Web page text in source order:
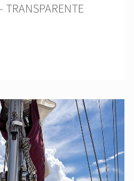
TRANSPARENTE